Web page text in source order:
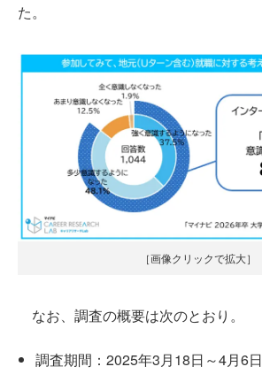
た。
［画像クリックで拡大］
なお、調査の概要は次のとおり。
調査期間：2025年3月18日～4月6日